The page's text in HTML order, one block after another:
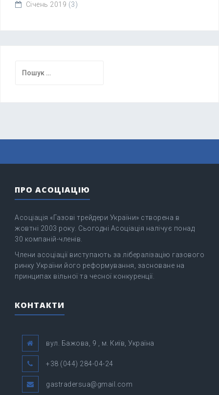
Січень 2019 (3)
ПРО АСОЦІАЦІЮ
Асоціація «Газові трейдери України» створена в
жовтні 2003 року. Сьогодні Асоціація налічує понад
30 компаній-членів.
Члени асоціації виступають за лібералізацію газового
ринку України його реформування, засноване на
принципах вільної та чесної конкуренції.
КОНТАКТИ
вул. Бажова, 9 , м. Київ, Україна
+38 (044) 284-04-24
gastradersua@gmail.com